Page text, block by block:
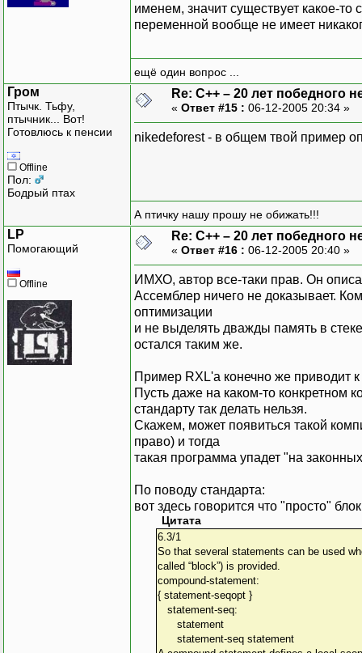
именем, значит существует какое-то
переменной вообще не имеет
ещё один вопрос ...
Гром
Птычк. Тьфу,
птычник... Вот!
Готовлюсь к пенсии
Offline
Пол:
Бодрый птах
Re: C++ – 20 лет победного
« Ответ #15 : 06-12-2005 20:34 »
nikedeforest - в общем твой пример
А птичку нашу прошу не обижать!!!
LP
Помогающий
Offline
Re: C++ – 20 лет победного
« Ответ #16 : 06-12-2005 20:40 »
ИМХО, автор все-таки прав. Он
Ассемблер ничего не доказывает.
оптимизации
и не выделять дважды память в
остался таким же.
Пример RXL'а конечно же приводит
Пусть даже на каком-то конкретном
стандарту так делать нельзя.
Скажем, может появиться такой
право) и тогда
такая программа упадет "на
По поводу стандарта:
вот здесь говорится что "просто"
Цитата
6.3/1
So that several statements can be used
called “block”) is provided.
compound-statement:
{ statement-seqopt }
statement-seq:
statement
statement-seq statement